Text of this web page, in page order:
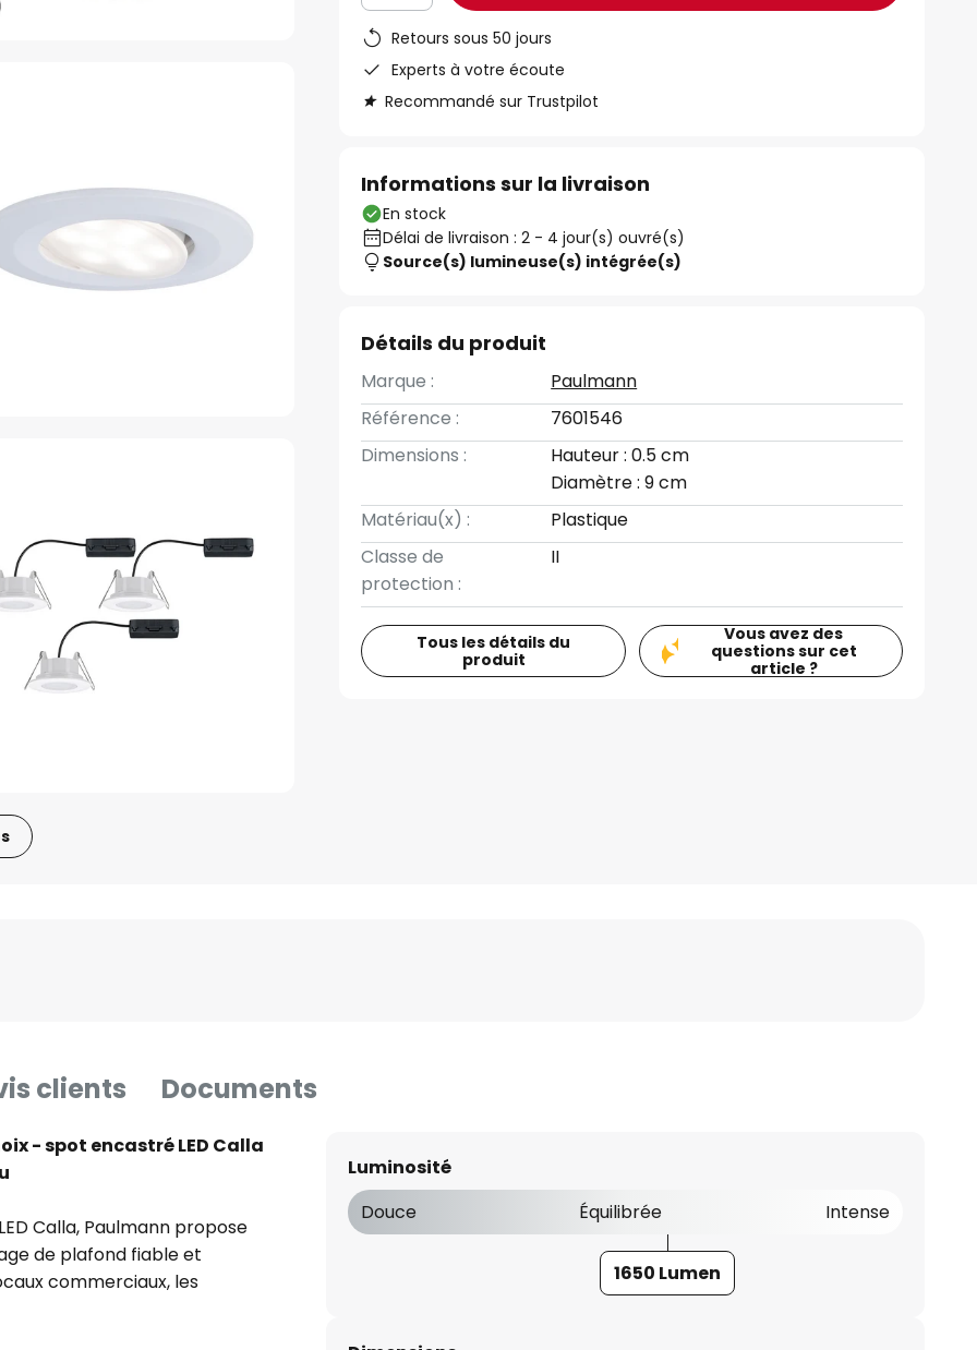
Retours sous 50 jours
Experts à votre écoute
Recommandé sur Trustpilot
Informations sur la livraison
En stock
Délai de livraison : 2 - 4 jour(s) ouvré(s)
Source(s) lumineuse(s) intégrée(s)
Détails du produit
Marque :
Paulmann
Référence :
7601546
Dimensions :
Hauteur : 0.5 cm
Diamètre : 9 cm
Matériau(x) :
Plastique
Classe de
protection :
II
Tous les détails du
produit
Vous avez des
questions sur cet
article ?
clients Documents
- spot encastré LED Calla
Calla, Paulmann propose
de plafond fiable et
commerciaux, les
les espaces extérieurs et
Luminosité
Douce
Équilibrée Intense
1650 Lumen